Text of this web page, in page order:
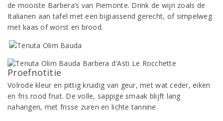
de mooiste Barbera’s van Piemonte. Drink de wijn zoals de
Italianen aan tafel met een bijpassend gerecht, of simpelweg
met kaas of worst en brood.
Proefnotitie
Volrode kleur en pittig kruidig van geur, met wat ceder, eiken
en fris rood fruit. De volle, sappige smaak blijft lang
nahangen, met frisse zuren en lichte tannine.